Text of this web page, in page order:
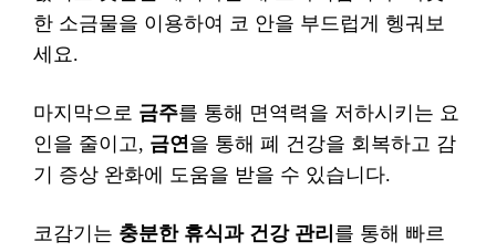
한 소금물을 이용하여 코 안을 부드럽게 헹궈보
세요.
마지막으로 금주를 통해 면역력을 저하시키는 요
인을 줄이고, 금연을 통해 폐 건강을 회복하고 감
기 증상 완화에 도움을 받을 수 있습니다.
코감기는 충분한 휴식과 건강 관리 를 통해 빠르